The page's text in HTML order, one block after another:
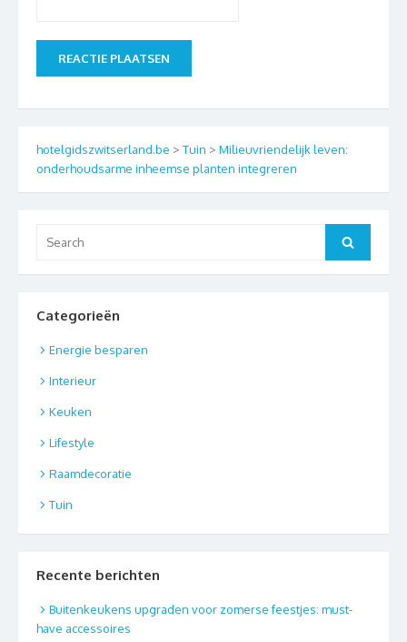
hotelgidszwitserland.be > Tuin > Milieuvriendelijk leven:
onderhoudsarme inheemse planten integreren
for:
Search
Categorieën
Energie besparen
Interieur
Keuken
Lifestyle
Raamdecoratie
Tuin
Recente berichten
Buitenkeukens upgraden voor zomerse feestjes: must-
have accessoires